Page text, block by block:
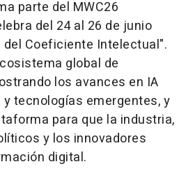
parte del MWC26
del 24 al 26 de junio
del Coeficiente Intelectual".
global de
los avances en IA
y tecnologías emergentes, y
para que la industria,
y los innovadores
digital.